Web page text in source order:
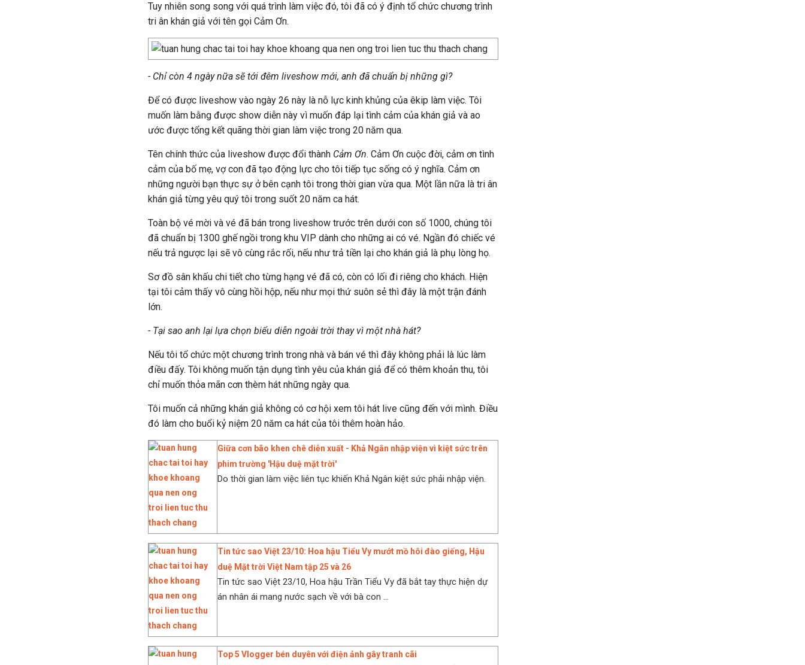
Tuy nhiên song song với quá trình làm việc đó, tôi đã có ý định tổ chức chương trình
tri ân khán giả với tên gọi Cảm Ơn.
- Chỉ còn 4 ngày nữa sẽ tới đêm liveshow mới, anh đã chuẩn bị những gì?
Để có được liveshow vào ngày 26 này là nỗ lực kinh khủng của êkip làm việc. Tôi
muốn làm bằng được show diễn này vì muốn đáp lại tình cảm của khán giả và ao
ước được tổng kết quãng thời gian làm việc trong 20 năm qua.
Tên chính thức của liveshow được đổi thành Cảm Ơn. Cảm Ơn cuộc đời, cảm ơn tình
cảm của bố mẹ, vợ con đã tạo động lực cho tôi tiếp tục sống có ý nghĩa. Cảm ơn
những người bạn thực sự ở bên cạnh tôi trong thời gian vừa qua. Một lần nữa là tri ân
khán giả từng yêu quý tôi trong suốt 20 năm ca hát.
Toàn bộ vé mời và vé đã bán trong liveshow trước trên dưới con số 1000, chúng tôi
đã chuẩn bị 1300 ghế ngồi trong khu VIP dành cho những ai có vé. Ngần đó chiếc vé
nếu trả ngược lại sẽ vô cùng rắc rối, nếu như trả tiền lại cho khán giả là phụ lòng họ.
Sơ đồ sân khấu chi tiết cho từng hạng vé đã có, còn có lối đi riêng cho khách. Hiện
tại tôi cảm thấy vô cùng hồi hộp, nếu như mọi thứ suôn sẻ thì đây là một trận đánh
lớn.
- Tại sao anh lại lựa chọn biểu diễn ngoài trời thay vì một nhà hát?
Nếu tôi tổ chức một chương trình trong nhà và bán vé thì đây không phải là lúc làm
điều đấy. Tôi không muốn tận dụng tình yêu của khán giả để có thêm khoản thu, tôi
chỉ muốn thỏa mãn cơn thèm hát những ngày qua.
Tôi muốn cả những khán giả không có cơ hội xem tôi hát live cũng đến với mình. Điều
đó làm cho buổi kỷ niệm 20 năm ca hát của tôi thêm hoàn hảo.
Giữa cơn bão khen chê diễn xuất - Khả Ngân nhập viện vì kiệt sức trên
phim trường 'Hậu duệ mặt trời'
Do thời gian làm việc liên tục khiến Khả Ngân kiệt sức phải nhập viện.
Tin tức sao Việt 23/10: Hoa hậu Tiểu Vy mướt mồ hôi đào giếng, Hậu
duệ Mặt trời Việt Nam tập 25 và 26
Tin tức sao Việt 23/10, Hoa hậu Trần Tiểu Vy đã bắt tay thực hiện dự
án nhân ái mang nước sạch về với bà con ...
Top 5 Vlogger bén duyên với điện ảnh gây tranh cãi